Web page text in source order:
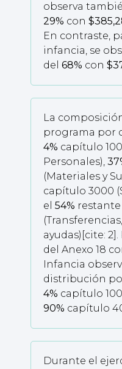
observa
29% con
En contraste,
infancia, se
del 68% con
La
programa por
4% capítulo
Personales),
(Materiales y
capítulo 3000
el 54%
ayudas)[cite:
del Anexo 18
Infancia
distribución
4% capítulo
90% capítulo
Durante el